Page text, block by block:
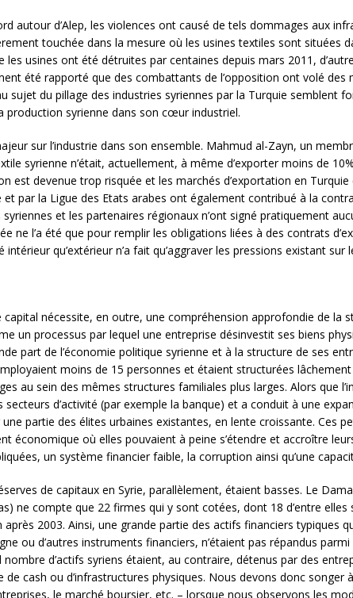
autour d’Alep, les violences ont causé de tels dommages aux
touchée dans la mesure où les usines textiles sont situées
usines ont été détruites par centaines depuis mars 2011,
été rapporté que des combattants de l’opposition ont volé
sujet du pillage des industries syriennes par la Turquie semblent
production syrienne dans son cœur industriel.
sur l’industrie dans son ensemble. Mahmud al-Zayn, un
syrienne n’était, actuellement, à même d’exporter moins de
est devenue trop risquée et les marchés d’exportation en
par la Ligue des Etats arabes ont également contribué à la
et les partenaires régionaux n’ont signé pratiquement
ne l’a été que pour remplir les obligations liées à des contrats
qu’extérieur n’a fait qu’aggraver les pressions existant sur
nécessite, en outre, une compréhension approfondie de la
un processus par lequel une entreprise désinvestit ses biens
part de l’économie politique syrienne et à la structure de ses
moins de 15 personnes et étaient structurées
au sein des mêmes structures familiales plus larges. Alors que
secteurs d’activité (par exemple la banque) et a conduit à une
partie des élites urbaines existantes, en lente croissante. Ces
économique où elles pouvaient à peine s’étendre et accroître
un système financier faible, la corruption ainsi qu’une
de capitaux en Syrie, parallèlement, étaient basses. Le
ne compte que 22 firmes qui y sont cotées, dont 18 d’entre
après 2003. Ainsi, une grande partie des actifs financiers typiques
ou d’autres instruments financiers, n’étaient pas répandus
nombre d’actifs syriens étaient, au contraire, détenus par des
de cash ou d’infrastructures physiques. Nous devons donc songer
le marché boursier, etc. – lorsque nous observons les